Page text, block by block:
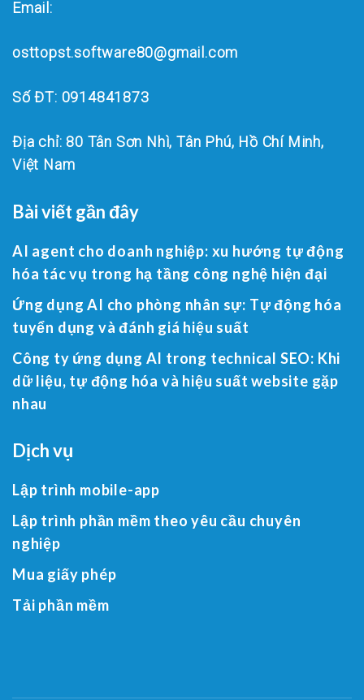
Email:
osttopst.software80@gmail.com
Số ĐT: 0914841873
Địa chỉ: 80 Tân Sơn Nhì, Tân Phú, Hồ Chí Minh,
Việt Nam
Bài viết gần đây
AI agent cho doanh nghiệp: xu hướng tự động
hóa tác vụ trong hạ tầng công nghệ hiện đại
Ứng dụng AI cho phòng nhân sự: Tự động hóa
tuyển dụng và đánh giá hiệu suất
Công ty ứng dụng AI trong technical SEO: Khi
dữ liệu, tự động hóa và hiệu suất website gặp
nhau
Dịch vụ
Lập trình mobile-app
Lập trình phần mềm theo yêu cầu chuyên
nghiệp
Mua giấy phép
Tải phần mềm